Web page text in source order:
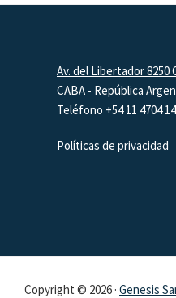
FooterAv. del Libertador 8250
CABA - República
Teléfono +54 11 4704
Políticas de privacidad
Copyright © 2026 · Genesis